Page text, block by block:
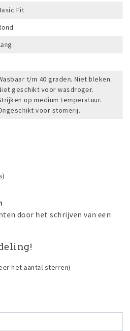
Fit
t/m 40 graden. Niet bleken.
geschikt voor wasdroger.
op medium temperatuur.
voor stomerij.
door het schrijven van een
het aantal sterren)